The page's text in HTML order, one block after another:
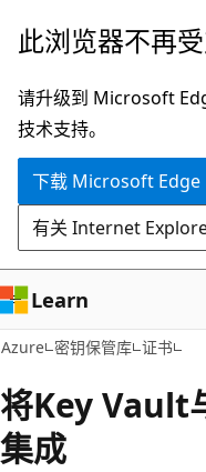
跳
主
要
内
此浏览器不再受
请升级到 Microsoft
技术支持。
下载 Microsoft Edge
有关 Internet
Learn
Azure 密钥保管库 证书
将Key Vault
集成